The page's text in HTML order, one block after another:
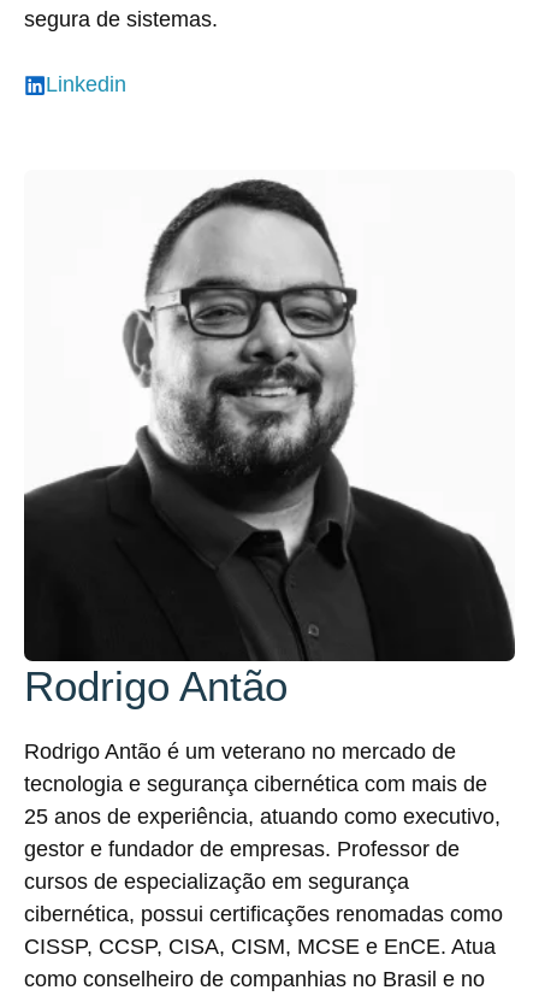
segura de sistemas.
Linkedin
Rodrigo Antão
Rodrigo Antão é um veterano no mercado de
tecnologia e segurança cibernética com mais de
25 anos de experiência, atuando como executivo,
gestor e fundador de empresas. Professor de
cursos de especialização em segurança
cibernética, possui certificações renomadas como
CISSP, CCSP, CISA, CISM, MCSE e EnCE. Atua
como conselheiro de companhias no Brasil e no